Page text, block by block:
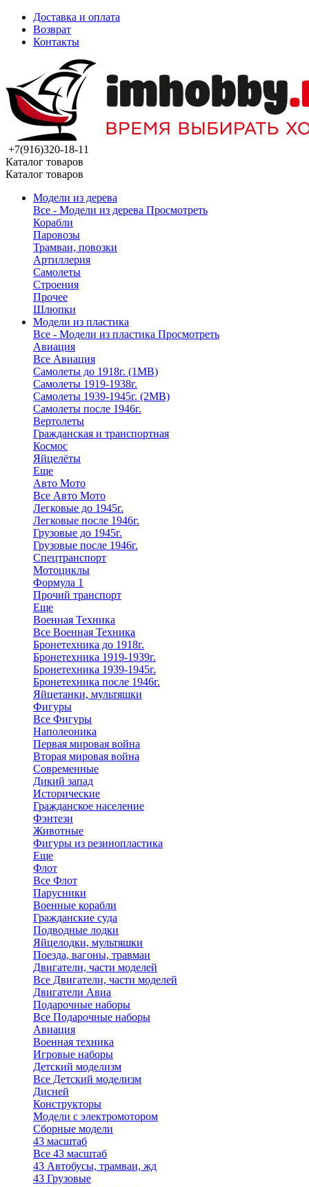
Доставка и оплата
Возврат
Контакты
+7(916)320-18-11
Каталог товаров
Каталог товаров
Модели из дерева
Все - Модели из дерева Просмотреть
Корабли
Паровозы
Трамваи, повозки
Артиллерия
Самолеты
Строения
Прочее
Шлюпки
Модели из пластика
Все - Модели из пластика Просмотреть
Авиация
Все Авиация
Самолеты до 1918г. (1МВ)
Самолеты 1919-1938г.
Самолеты 1939-1945г. (2МВ)
Самолеты после 1946г.
Вертолеты
Гражданская и транспортная
Космос
Яйцелёты
Еще
Авто Мото
Все Авто Мото
Легковые до 1945г.
Легковые после 1946г.
Грузовые до 1945г.
Грузовые после 1946г.
Спецтранспорт
Мотоциклы
Формула 1
Прочий транспорт
Еще
Военная Техника
Все Военная Техника
Бронетехника до 1918г.
Бронетехника 1919-1939г.
Бронетехника 1939-1945г.
Бронетехника после 1946г.
Яйцетанки, мультяшки
Фигуры
Все Фигуры
Наполеоника
Первая мировая война
Вторая мировая война
Современные
Дикий запад
Исторические
Гражданское население
Фэнтези
Животные
Фигуры из резинопластика
Еще
Флот
Все Флот
Парусники
Военные корабли
Гражданские суда
Подводные лодки
Яйцелодки, мультяшки
Поезда, вагоны, травмаи
Двигатели, части моделей
Все Двигатели, части моделей
Двигатели Авиа
Подарочные наборы
Все Подарочные наборы
Авиация
Военная техника
Игровые наборы
Детский моделизм
Все Детский моделизм
Дисней
Конструкторы
Модели с электромотором
Сборные модели
43 масштаб
Все 43 масштаб
43 Автобусы, трамваи, жд
43 Грузовые